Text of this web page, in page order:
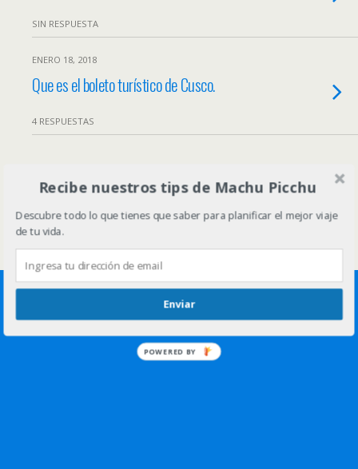
SIN RESPUESTA
ENERO 18, 2018
Que es el boleto turístico de Cusco.
4 RESPUESTAS
Volver arriba
Móvil Escritorio
Recibe nuestros tips de Machu Picchu
Descubre todo lo que tienes que saber para planificar el mejor viaje
de tu vida.
Enviar
POWERED BY